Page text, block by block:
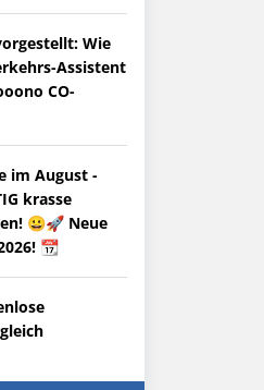
Wie
Assistent
CO-
im August -
krasse
😀🚀 Neue
📆